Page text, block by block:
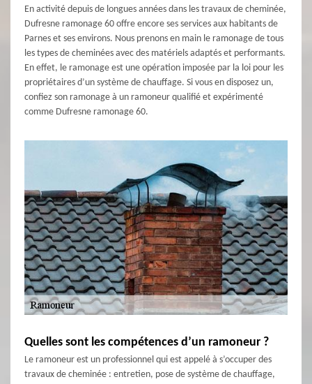
En activité depuis de longues années dans les travaux de cheminée,
Dufresne ramonage 60 offre encore ses services aux habitants de
Parnes et ses environs. Nous prenons en main le ramonage de tous
les types de cheminées avec des matériels adaptés et performants.
En effet, le ramonage est une opération imposée par la loi pour les
propriétaires d’un système de chauffage. Si vous en disposez un,
confiez son ramonage à un ramoneur qualifié et expérimenté
comme Dufresne ramonage 60.
Quelles sont les compétences d’un ramoneur ?
Le ramoneur est un professionnel qui est appelé à s’occuper des
travaux de cheminée : entretien, pose de système de chauffage,